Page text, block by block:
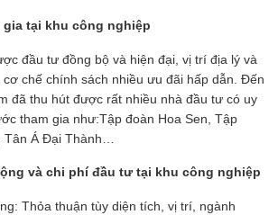
gia tại khu công nghiệp
đầu tư đồng bộ và hiện đại, vị trí địa lý và
chế chính sách nhiều ưu đãi hấp dẫn. Đến
đã thu hút được rất nhiều nhà đầu tư có uy
tham gia như:Tập đoàn Hoa Sen, Tập
Tân Á Đại Thành…
và chi phí đầu tư tại khu công nghiệp
Thỏa thuận tùy diện tích, vị trí, ngành